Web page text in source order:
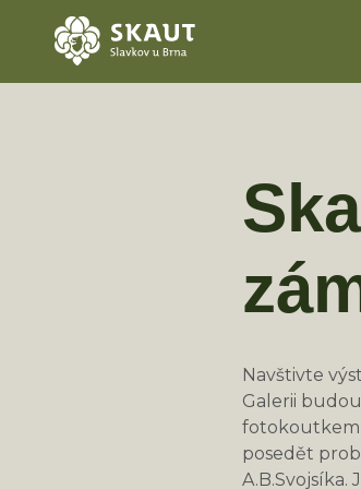
Navštivte
Galerii
fotokoutkem
posedět
A.B.Svojsíka.